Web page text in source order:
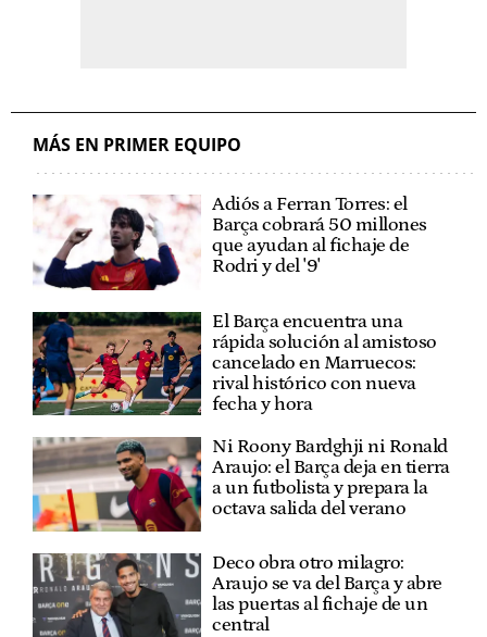
MÁS EN PRIMER EQUIPO
Adiós a Ferran Torres: el
Barça cobrará 50 millones
que ayudan al fichaje de
Rodri y del '9'
El Barça encuentra una
rápida solución al amistoso
cancelado en Marruecos:
rival histórico con nueva
fecha y hora
Ni Roony Bardghji ni Ronald
Araujo: el Barça deja en tierra
a un futbolista y prepara la
octava salida del verano
Deco obra otro milagro:
Araujo se va del Barça y abre
las puertas al fichaje de un
central